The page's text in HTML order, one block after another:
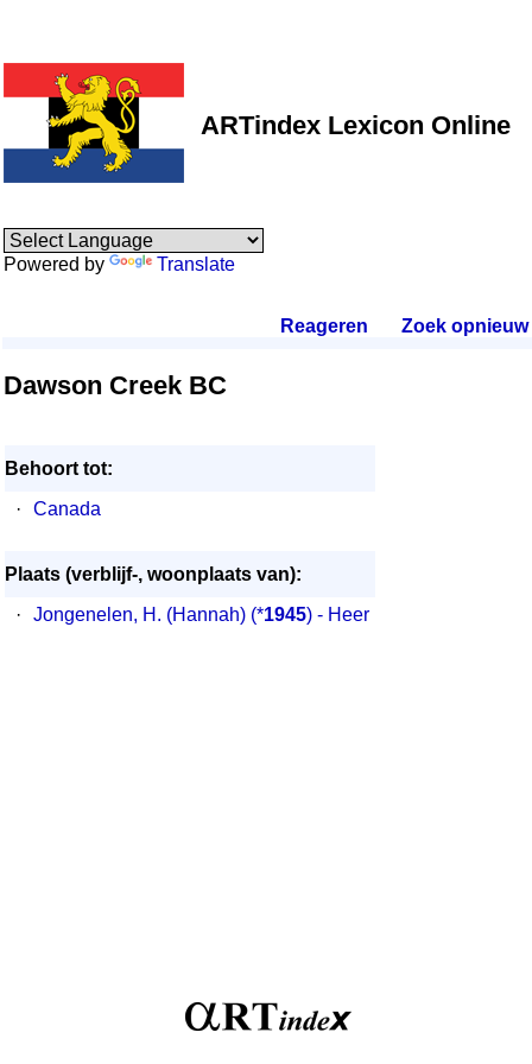
ARTindex Lexicon Online
Powered by Translate
Reageren Zoek opnieuw.
Dawson Creek BC
Behoort tot:
·
Canada
Plaats (verblijf-, woonplaats van):
·
Jongenelen, H. (Hannah) (*1945) - Heer